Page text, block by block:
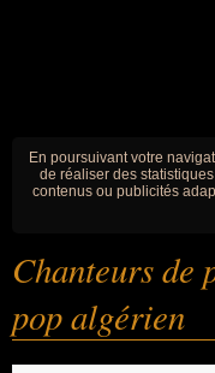
En poursuivant votre
de réaliser des
contenus ou publicités
Chanteurs de
pop algérien